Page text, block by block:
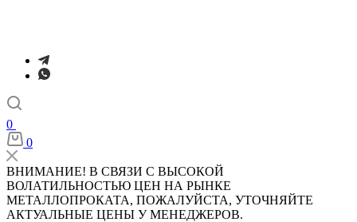
0
0
ВНИМАНИЕ! В СВЯЗИ С ВЫСОКОЙ
ВОЛАТИЛЬНОСТЬЮ ЦЕН НА РЫНКЕ
МЕТАЛЛОПРОКАТА, ПОЖАЛУЙСТА, УТОЧНЯЙТЕ
АКТУАЛЬНЫЕ ЦЕНЫ У МЕНЕДЖЕРОВ.